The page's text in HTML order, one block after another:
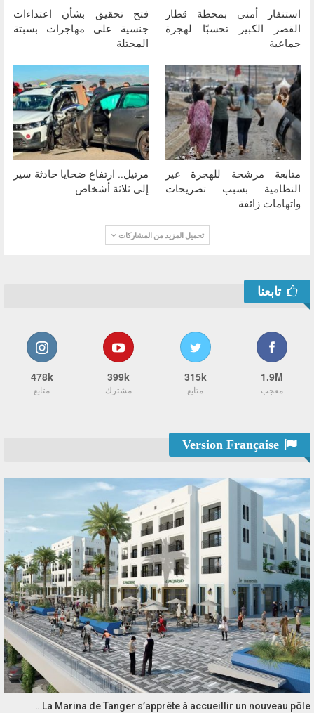
استنفار أمني بمحطة قطار
القصر الكبير تحسبًا لهجرة
جماعية
فتح تحقيق بشأن اعتداءات
جنسية على مهاجرات بسبتة
المحتلة
متابعة مرشحة للهجرة غير
النظامية بسبب تصريحات
واتهامات زائفة
مرتيل.. ارتفاع ضحايا حادثة سير
إلى ثلاثة أشخاص
تحميل المزيد من المشاركات
تابعنا
1.9M
معجب
315k
متابع
399k
مشترك
478k
متابع
La Marina de Tanger s’apprête à accueillir un nouveau pôle…